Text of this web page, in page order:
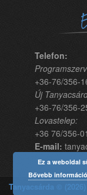
Telefon:
+36-76/356-
Új
+36-76/356-
Lovastelep:
+36 76/356-
E-mail:
Tanyacsárda © (2026)
Ez a weboldal
Bővebb információ